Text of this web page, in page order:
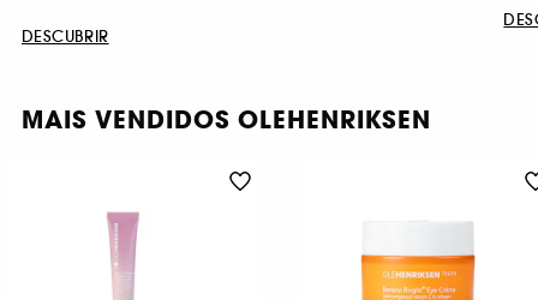
DESCUBRIR
MAIS VENDIDOS OLEHENRIKSEN